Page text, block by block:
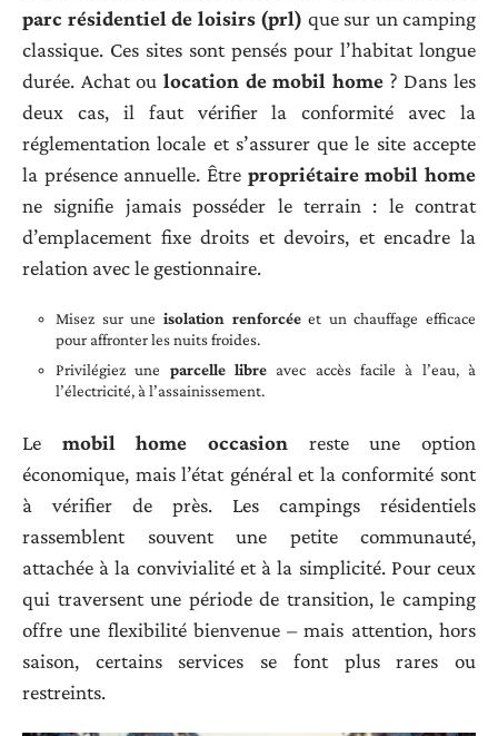
parc résidentiel de loisirs (prl) que sur un camping
classique. Ces sites sont pensés pour l’habitat longue
durée. Achat ou location de mobil home ? Dans les
deux cas, il faut vérifier la conformité avec la
réglementation locale et s’assurer que le site accepte
la présence annuelle. Être propriétaire mobil home
ne signifie jamais posséder le terrain : le contrat
d’emplacement fixe droits et devoirs, et encadre la
relation avec le gestionnaire.
Misez sur une isolation renforcéeet un chauffage efficace
pour affronter les nuits froides.
Privilégiez une parcelle libre avec accès facile à l’eau, à
l’électricité, à l’assainissement.
Le mobil home occasion reste une option
économique, mais l’état général et la conformité sont
à vérifier de près. Les campings résidentiels
rassemblent souvent une petite communauté,
attachée à la convivialité et à la simplicité. Pour ceux
qui traversent une période de transition, le camping
offre une flexibilité bienvenue – mais attention, hors
saison, certains services se font plus rares ou
restreints.